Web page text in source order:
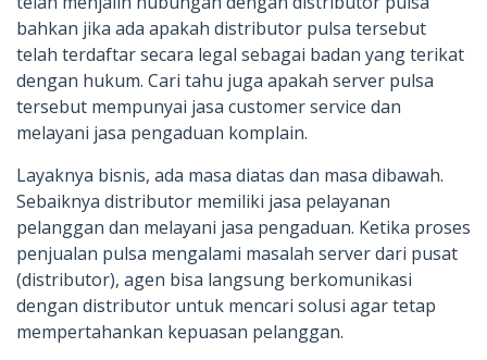
bahkan jika ada apakah distributor pulsa tersebut
telah terdaftar secara legal sebagai badan yang terikat
dengan hukum. Cari tahu juga apakah server pulsa
tersebut mempunyai jasa customer service dan
melayani jasa pengaduan komplain.
Layaknya bisnis, ada masa diatas dan masa dibawah.
Sebaiknya distributor memiliki jasa pelayanan
pelanggan dan melayani jasa pengaduan. Ketika proses
penjualan pulsa mengalami masalah server dari pusat
(distributor), agen bisa langsung berkomunikasi
dengan distributor untuk mencari solusi agar tetap
mempertahankan kepuasan pelanggan.